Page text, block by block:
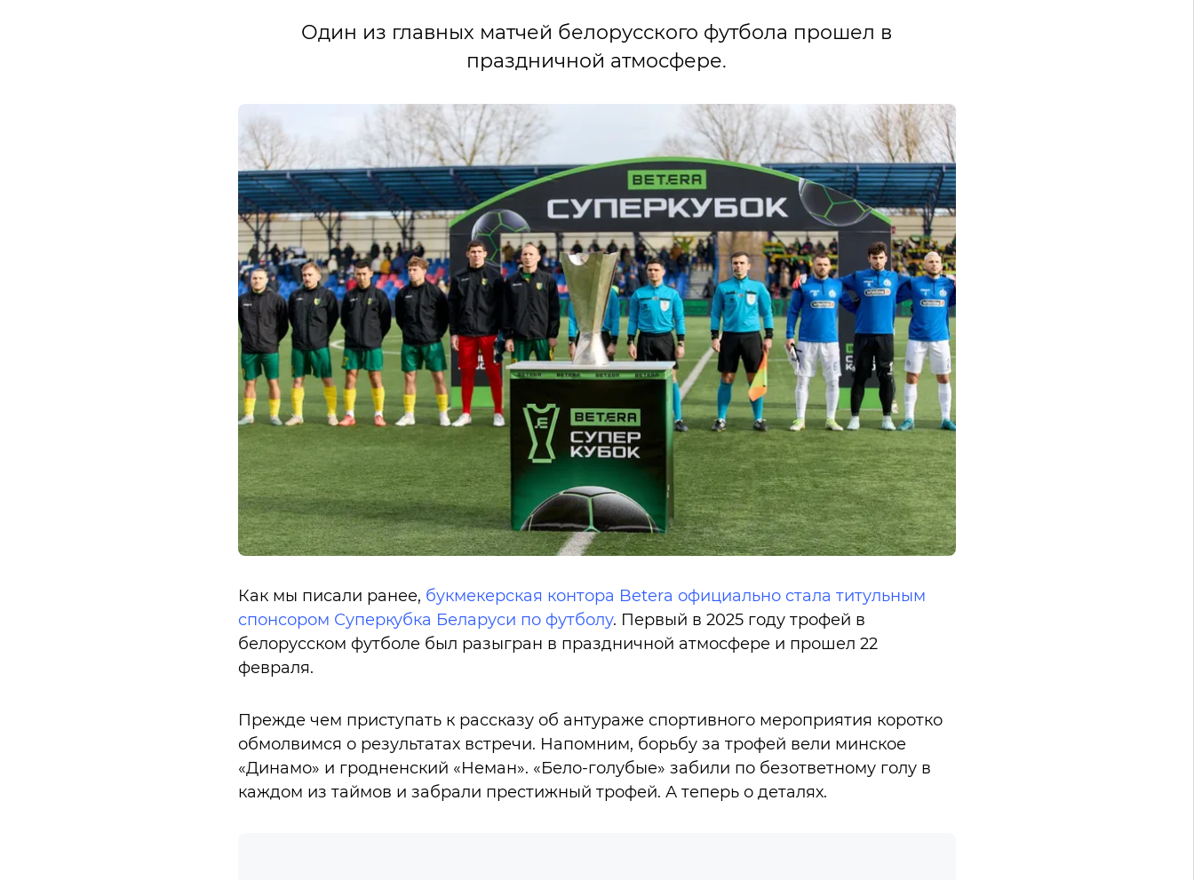
Один из главных матчей белорусского футбола прошел в
праздничной атмосфере.
Как мы писали ранее, букмекерская контора Betera официально стала титульным
спонсором Суперкубка Беларуси по футболу. Первый в 2025 году трофей в
белорусском футболе был разыгран в праздничной атмосфере и прошел 22
февраля.
Прежде чем приступать к рассказу об антураже спортивного мероприятия коротко
обмолвимся о результатах встречи. Напомним, борьбу за трофей вели минское
«Динамо» и гродненский «Неман». «Бело-голубые» забили по безответному голу в
каждом из таймов и забрали престижный трофей. А теперь о деталях.